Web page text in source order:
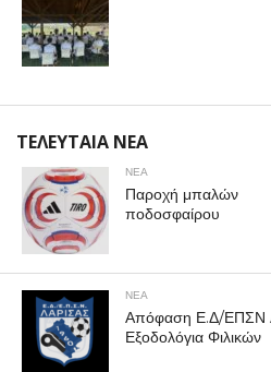
ΤΕΛΕΥΤΑΙΑ ΝΕΑ
ΝΕΑ
Παροχή μπαλών
ποδοσφαίρου
ΝΕΑ
Απόφαση Ε.Δ/ΕΠΣΝ
Εξοδολόγια Φιλικών